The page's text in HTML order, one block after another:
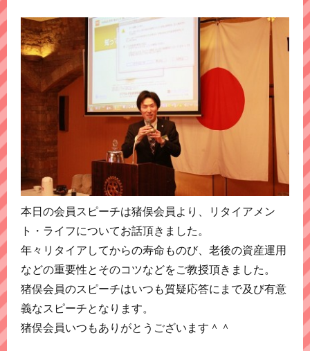
本日の会員スピーチは猪俣会員より、リタイアメン
ト・ライフについてお話頂きました。
年々リタイアしてからの寿命ものび、老後の資産運用
などの重要性とそのコツなどをご教授頂きました。
猪俣会員のスピーチはいつも質疑応答にまで及び有意
義なスピーチとなります。
猪俣会員いつもありがとうございます＾＾